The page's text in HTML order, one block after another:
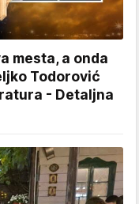
mesta, a onda
Todorović
- Detaljna